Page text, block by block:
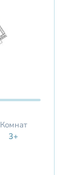
Комнат
3+